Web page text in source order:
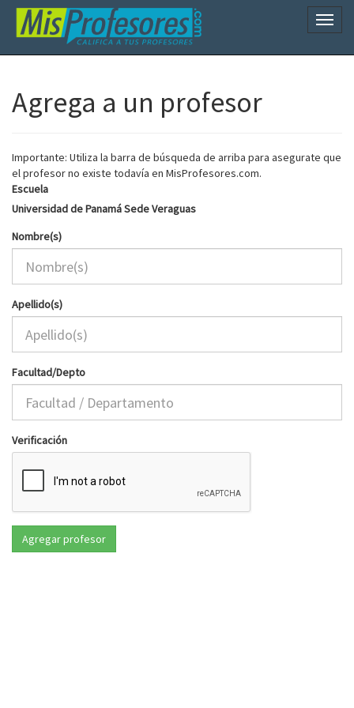
Agrega a un profesor
Importante: Utiliza la barra de búsqueda de arriba para asegurate que
el profesor no existe todavía en MisProfesores.com.
Escuela
Universidad de Panamá Sede Veraguas
Nombre(s)
Apellido(s)
Facultad/Depto
Verificación